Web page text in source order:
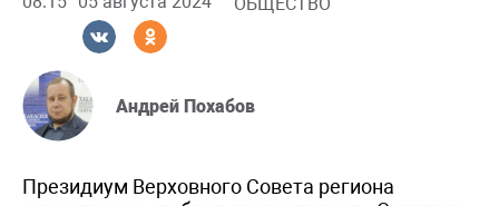
Андрей Похабов
Президиум Верховного Совета региона